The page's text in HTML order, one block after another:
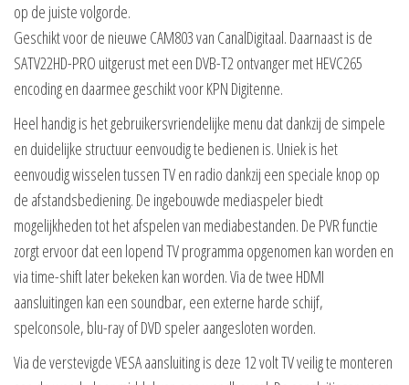
op de juiste volgorde.
Geschikt voor de nieuwe CAM803 van CanalDigitaal. Daarnaast is de
SATV22HD-PRO uitgerust met een DVB-T2 ontvanger met HEVC265
encoding en daarmee geschikt voor KPN Digitenne.
Heel handig is het gebruikersvriendelijke menu dat dankzij de simpele
en duidelijke structuur eenvoudig te bedienen is. Uniek is het
eenvoudig wisselen tussen TV en radio dankzij een speciale knop op
de afstandsbediening. De ingebouwde mediaspeler biedt
mogelijkheden tot het afspelen van mediabestanden. De PVR functie
zorgt ervoor dat een lopend TV programma opgenomen kan worden en
via time-shift later bekeken kan worden. Via de twee HDMI
aansluitingen kan een soundbar, een externe harde schijf,
spelconsole, blu-ray of DVD speler aangesloten worden.
Via de verstevigde VESA aansluiting is deze 12 volt TV veilig te monteren